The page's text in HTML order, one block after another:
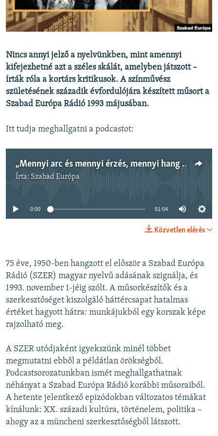
VILÁG
KLÍMAVÁLTOZÁS
KÖVESSEN MINKET!
Nincs annyi jelző a nyelvünkben, mint amennyi
kifejezhetné azt a széles skálát, amelyben játszott –
írták róla a kortárs kritikusok. A színművész
születésének századik évfordulójára készített műsort a
Szabad Európa Rádió 1993 májusában.
Itt tudja meghallgatni a podcastot:
„Mennyi arc és mennyi érzés, mennyi hang és mennyi gesztus” – archív emlékműsor Bajor Giziről
Írta: Szabad Európa
Jelenleg nincs elérhető tartalom
0:00 51:04
Közvetlen elérés
75 éve, 1950-ben hangzott el először a Szabad Európa
Rádió (SZER) magyar nyelvű adásának szignálja, és
1993. november 1-jéig szólt. A műsorkészítők és a
szerkesztőséget kiszolgáló háttércsapat hatalmas
értéket hagyott hátra: munkájukból egy korszak képe
rajzolható meg.
A SZER utódjaként igyekszünk minél többet
megmutatni ebből a példátlan örökségből.
Podcastsorozatunkban ismét meghallgathatnak
néhányat a Szabad Európa Rádió korábbi műsoraiból.
A hetente jelentkező epizódokban változatos témákat
kínálunk: XX. századi kultúra, történelem, politika –
ahogy az a müncheni szerkesztőségből látszott.